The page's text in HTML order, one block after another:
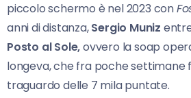
piccolo schermo è nel 2023 con
anni di distanza,Sergio Muniz
Posto al Sole,ovvero la soap
longeva, che fra poche settimane
traguardo delle 7 mila puntate.